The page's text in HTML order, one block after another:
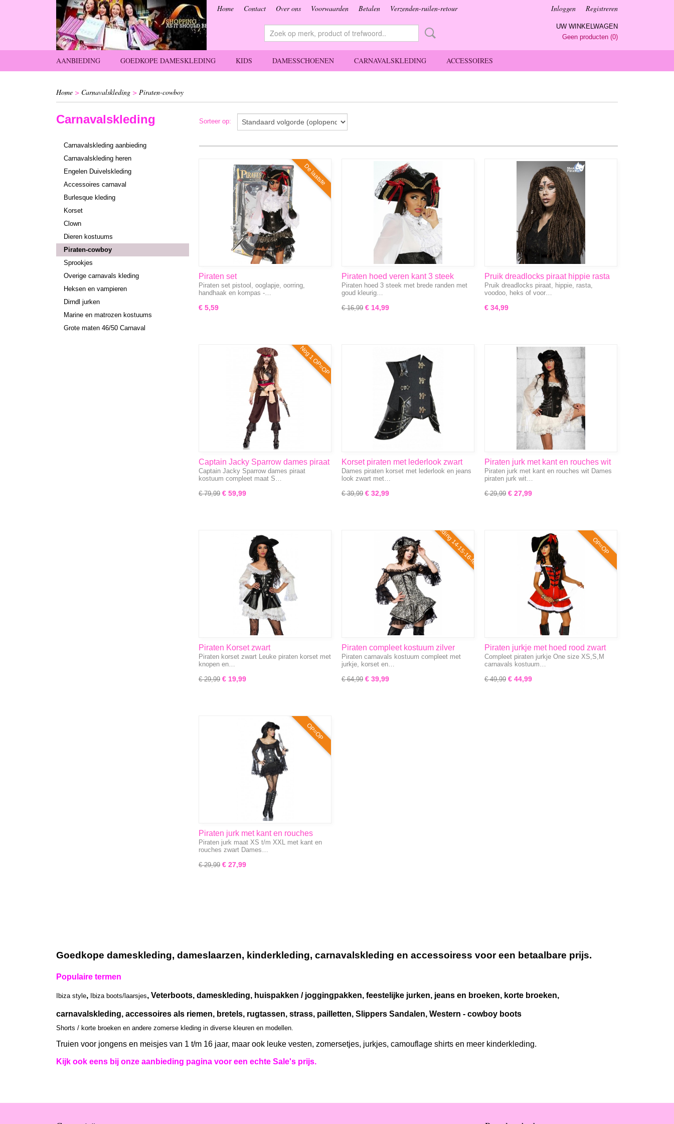
Home Contact Over ons Voorwaarden Betalen Verzenden-ruilen-retour Inloggen Registreren
UW WINKELWAGEN
Geen producten (0)
AANBIEDING GOEDKOPE DAMESKLEDING KIDS DAMESSCHOENEN CARNAVALSKLEDING ACCESSOIRES
Home > Carnavalskleding > Piraten-cowboy
Carnavalskleding
Carnavalskleding aanbieding
Carnavalskleding heren
Engelen Duivelskleding
Accessoires carnaval
Burlesque kleding
Korset
Clown
Dieren kostuums
Piraten-cowboy
Sprookjes
Overige carnavals kleding
Heksen en vampieren
Dirndl jurken
Marine en matrozen kostuums
Grote maten 46/50 Carnaval
Sorteer op:
De laatste
Piraten set
pistool,ooglapje,oorring,handhaak en
kompas
Piraten set pistool, ooglapje, oorring,
handhaak en kompas -…
€ 5,59
Piraten hoed veren kant 3 steek
zwart rood goud
Piraten hoed 3 steek met brede randen met
goud kleurig…
€ 16,99 € 14,99
Pruik dreadlocks piraat hippie rasta
voodoo
Pruik dreadlocks piraat, hippie, rasta,
voodoo, heks of voor…
€ 34,99
Nog 1 OP=OP
Captain Jacky Sparrow dames piraat
compleet S-3XL
Captain Jacky Sparrow dames piraat
kostuum compleet maat S…
€ 79,99 € 59,99
Korset piraten met lederlook zwart
maat M
Dames piraten korset met lederlook en jeans
look zwart met…
€ 39,99 € 32,99
Piraten jurk met kant en rouches wit
Piraten jurk met kant en rouches wit Dames
piraten jurk wit…
€ 29,99 € 27,99
Piraten Korset zwart
Piraten korset zwart Leuke piraten korset met
knopen en…
€ 29,99 € 19,99
Aanbieding 14-15-16-februari
Piraten compleet kostuum zilver
zwart
Piraten carnavals kostuum compleet met
jurkje, korset en…
€ 64,99 € 39,99
OP=OP
Piraten jurkje met hoed rood zwart
Compleet piraten jurkje One size XS,S,M
carnavals kostuum…
€ 49,99 € 44,99
OP=OP
Piraten jurk met kant en rouches
zwart
Piraten jurk maat XS t/m XXL met kant en
rouches zwart Dames…
€ 29,99 € 27,99
Goedkope dameskleding, dameslaarzen, kinderkleding, carnavalskleding en accessoiress voor een betaalbare prijs.
Populaire termen
Ibiza style, Ibiza boots/laarsjes, Veterboots, dameskleding, huispakken / joggingpakken, feestelijke jurken, jeans en broeken, korte broeken,
carnavalskleding, accessoires als riemen, bretels, rugtassen, strass, pailletten, Slippers Sandalen, Western - cowboy boots
Shorts / korte broeken en andere zomerse kleding in diverse kleuren en modellen.
Truien voor jongens en meisjes van 1 t/m 16 jaar, maar ook leuke vesten, zomersetjes, jurkjes, camouflage shirts en meer kinderkleding.
Kijk ook eens bij onze aanbieding pagina voor een echte Sale's prijs.